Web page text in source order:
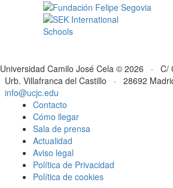
Universidad Camilo José Cela © 2026 · C/
Urb. Villafranca del Castillo · 28692
info@ucjc.edu
Contacto
Cómo llegar
Sala de prensa
Actualidad
Aviso legal
Política de Privacidad
Política de cookies